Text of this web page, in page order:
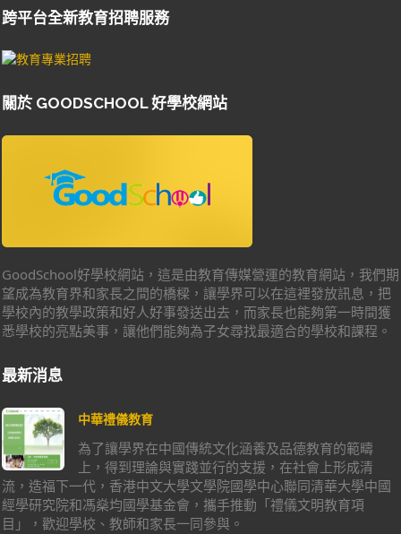
跨平台全新教育招聘服務
關於 GOODSCHOOL 好學校網站
GoodSchool好學校網站，這是由教育傳媒營運的教育網站，我們期
望成為教育界和家長之間的橋樑，讓學界可以在這裡發放訊息，把
學校內的教學政策和好人好事發送出去，而家長也能夠第一時間獲
悉學校的亮點美事，讓他們能夠為子女尋找最適合的學校和課程。
最新消息
中華禮儀教育
為了讓學界在中國傳統文化涵養及品德教育的範疇
上，得到理論與實踐並行的支援，在社會上形成清
流，造福下一代，香港中文大學文學院國學中心聯同清華大學中國
經學研究院和馮燊均國學基金會，攜手推動「禮儀文明教育項
目」，歡迎學校、教師和家長一同參與。